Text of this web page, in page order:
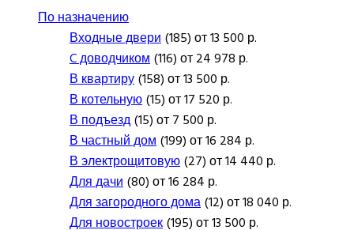
По назначению
Входные двери(185) от 13 500 р.
C доводчиком(116) от 24 978 р.
В квартиру(158) от 13 500 р.
В котельную(15) от 17 520 р.
В подъезд(15) от 7 500 р.
В частный дом(199) от 16 284 р.
В электрощитовую(27) от 14 440 р.
Для дачи(80) от 16 284 р.
Для загородного дома(12) от 18 040 р.
Для новостроек(195) от 13 500 р.